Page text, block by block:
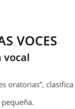
VOCES
vocal
oratorias”, clasifica